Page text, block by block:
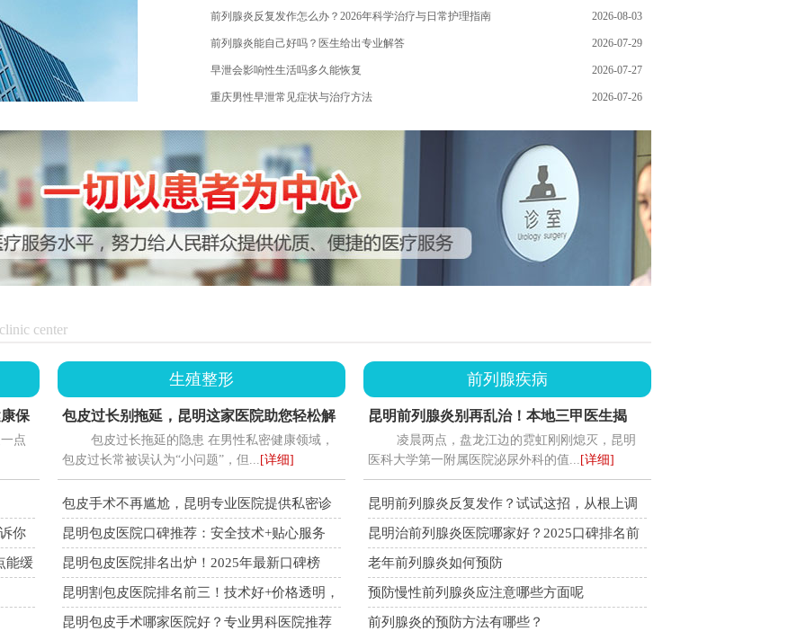
前列腺炎反复发作怎么办？2026年科学治疗与日常护理指南 2026-08-03
前列腺炎能自己好吗？医生给出专业解答 2026-07-29
早泄会影响性生活吗多久能恢复 2026-07-27
重庆男性早泄常见症状与治疗方法 2026-07-26
center
保
点
你
能缓
生殖整形
包皮过长别拖延，昆明这家医院助您轻松解
包皮过长拖延的隐患 在男性私密健康领域，
包皮过长常被误认为“小问题”，但... [详细]
包皮手术不再尴尬，昆明专业医院提供私密诊
疗
昆明包皮医院口碑推荐：安全技术+贴心服务
昆明包皮医院排名出炉！2025年最新口碑榜
单，患者首选这家！
昆明割包皮医院排名前三！技术好+价格透明，
男性必看攻略
昆明包皮手术哪家医院好？专业男科医院推荐
前列腺疾病
昆明前列腺炎别再乱治！本地三甲医生揭
秘：一招解决反复发作
凌晨两点，盘龙江边的霓虹刚刚熄灭，昆明
医科大学第一附属医院泌尿外科的值... [详细]
昆明前列腺炎反复发作？试试这招，从根上调
理，很多人不知道！
昆明治前列腺炎医院哪家好？2025口碑排名前
十强，当天见效不复发
老年前列腺炎如何预防
预防慢性前列腺炎应注意哪些方面呢
前列腺炎的预防方法有哪些？